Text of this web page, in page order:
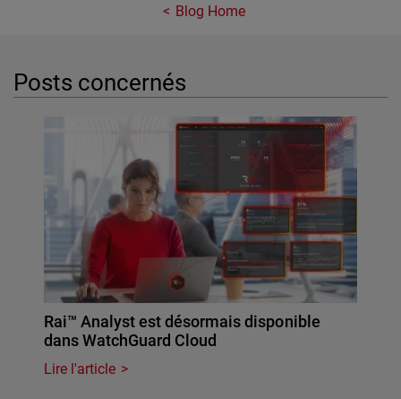
Blog Home
Posts concernés
Rai™ Analyst est désormais disponible
dans WatchGuard Cloud
Lire l'article